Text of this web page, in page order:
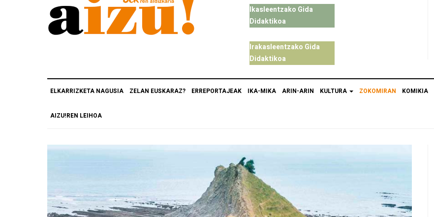
Ikasleentzako Gida
Didaktikoa
Irakasleentzako Gida
Didaktikoa
ELKARRIZKETA NAGUSIA ZELAN EUSKARAZ? ERREPORTAJEAK IKA-MIKA ARIN-ARIN KULTURA ZOKOMIRAN KOMIKIA
AIZU!REN LEIHOA